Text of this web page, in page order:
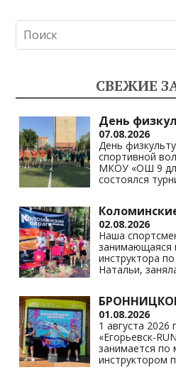
СВЕЖИЕ
День
07.08.2026
День
спортивной
МКОУ «ОШ 9
состоялся
02.08.2026
Наша
занимающаяся
инструктора
Натальи,
01.08.2026
1 августа
«Егорьевск-
занимается по
инструктором